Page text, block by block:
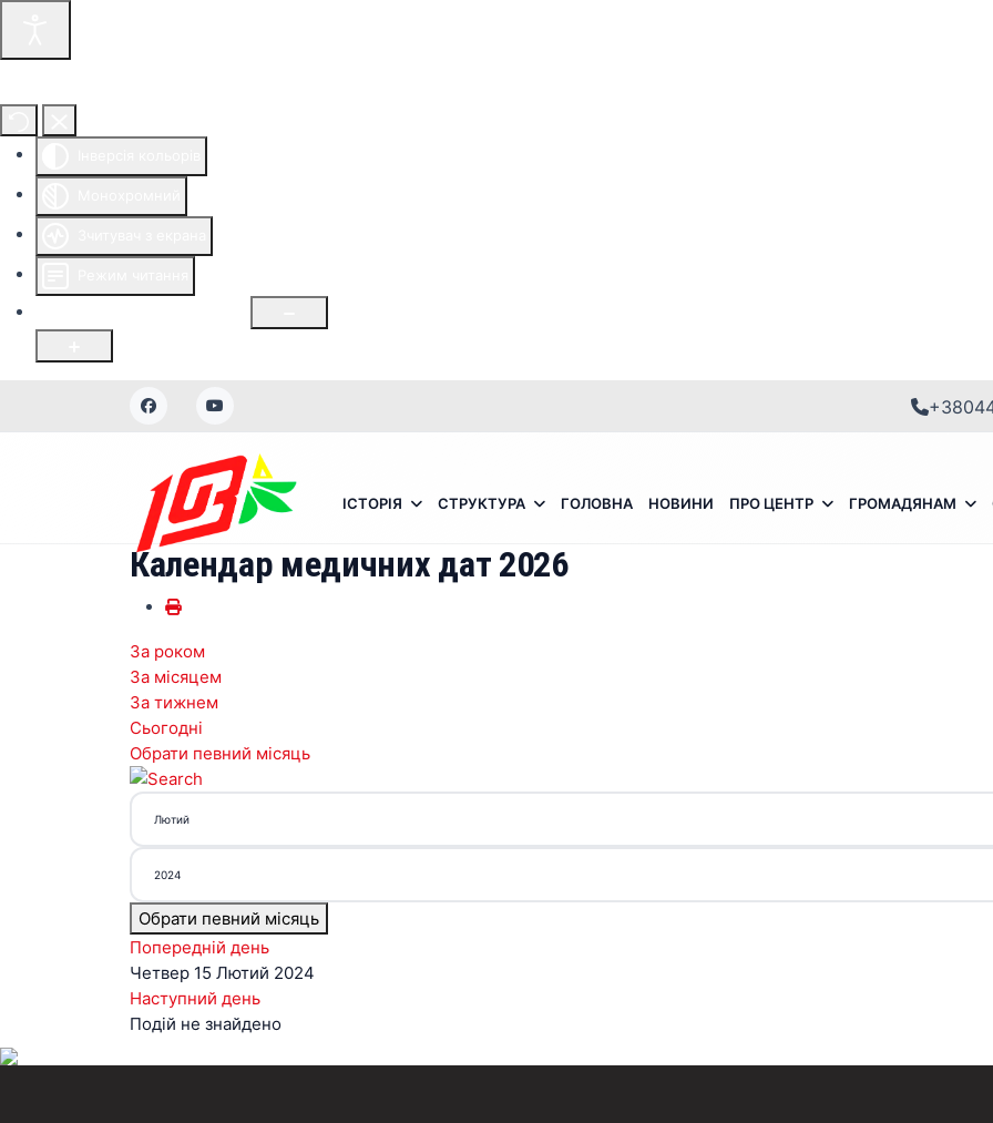
ІСТОРІЯ СТРУКТУРА ГОЛОВНА НОВИНИ ПРО ЦЕНТР ГРОМАДЯНАМ
Календар медичних дат 2026
За роком
За місяцем
За тижнем
Сьогодні
Обрати певний місяць
Обрати певний місяць
Попередній день
Четвер 15 Лютий 2024
Наступний день
Подій не знайдено